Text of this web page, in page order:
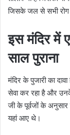
जिसके जल से सभी रोग
इस मंदिर में
साल पुराना
मंदिर के पुजारी का
सेवा कर रहा है और
जी के पूर्वजों के अनुसार
यहां आए थे।